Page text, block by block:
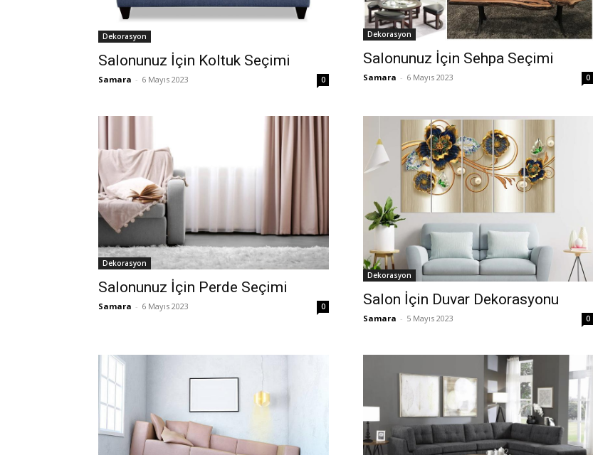
Dekorasyon
Salonunuz İçin Koltuk Seçimi
Samara - 6 Mayıs 2023 0
Dekorasyon
Salonunuz İçin Sehpa Seçimi
Samara - 6 Mayıs 2023 0
Dekorasyon
Salonunuz İçin Perde Seçimi
Samara - 6 Mayıs 2023 0
Dekorasyon
Salon İçin Duvar Dekorasyonu
Samara - 5 Mayıs 2023 0